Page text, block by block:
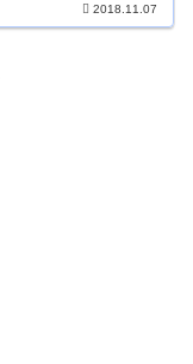
2018.11.07